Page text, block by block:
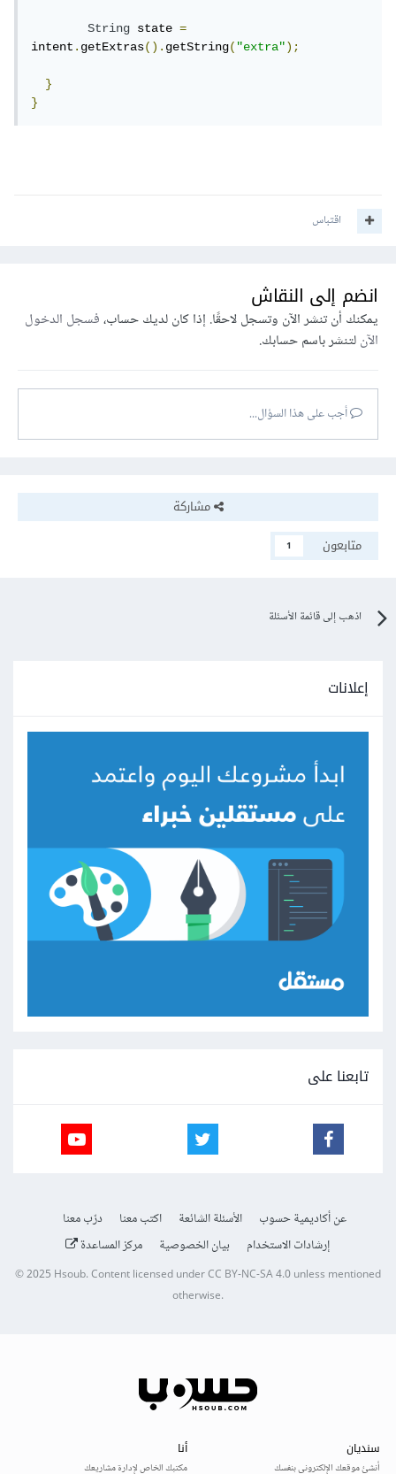
String state =
intent.getExtras().getString("extra");
}
}
اقتباس
انضم إلى النقاش
يمكنك أن تنشر الآن وتسجل لاحقًا. إذا كان لديك حساب،فسجل الدخول
الآنلتنشر باسم حسابك.
أجب على هذا السؤال...
مشاركة
متابعون
1
اذهب إلى قائمة الأسئلة
إعلانات
تابعنا على
عن أكاديمية حسوب الأسئلة الشائعة اكتب معنا
درّب معنا
إرشادات الاستخدام
بيان الخصوصية مركز المساعدة
© 2025Hsoub.Content licensed underCC BY-NC-SA 4.0unless mentioned
otherwise.